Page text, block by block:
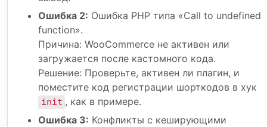
Ошибка 2: Ошибка PHP типа «Call to undefined
function».
Причина: WooCommerce не активен или
загружается после кастомного кода.
Решение: Проверьте, активен ли плагин, и
поместите код регистрации шорткодов в хук
init , как в примере.
Ошибка 3: Конфликты с кеширующими